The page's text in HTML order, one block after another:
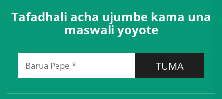
Tafadhali acha ujumbe kama una
maswali yoyote
TUMA